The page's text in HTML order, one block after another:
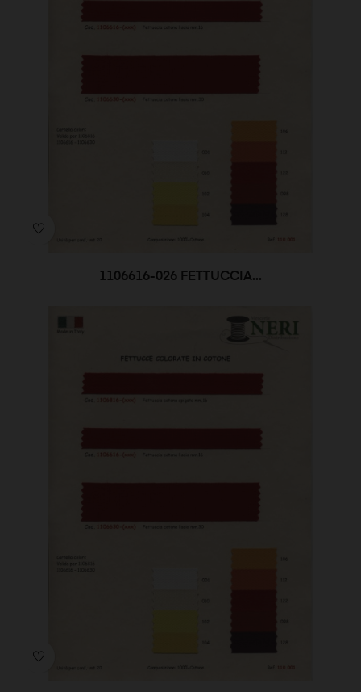
1106616-026 FETTUCCIA...